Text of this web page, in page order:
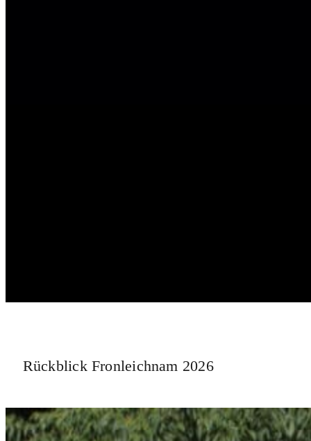
Rückblick Fronleichnam 2026